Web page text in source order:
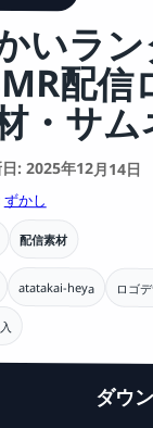
いラ
配信ロ
・サム
: 2025年12月14日
ずかし
配信素材
atatakai-heya ロゴ
ダウ